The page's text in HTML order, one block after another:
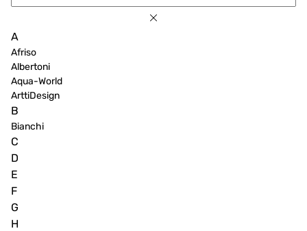
A
Afriso
Albertoni
Aqua-World
ArttiDesign
B
Bianchi
C
D
E
F
G
H